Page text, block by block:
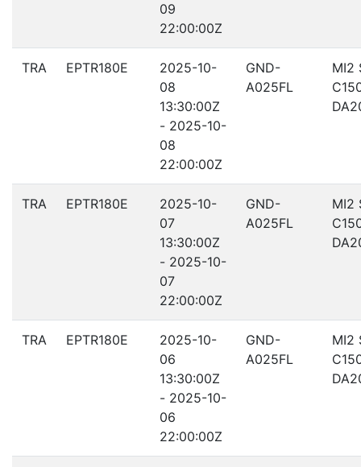
09
22:00:00Z
TRA EPTR180E
2025-10-
08
13:30:00Z
- 2025-10-
08
22:00:00Z
GND-
A025FL
MI2
TRA EPTR180E
2025-10-
07
13:30:00Z
- 2025-10-
07
22:00:00Z
GND-
A025FL
MI2
TRA EPTR180E
2025-10-
06
13:30:00Z
- 2025-10-
06
22:00:00Z
GND-
A025FL
MI2